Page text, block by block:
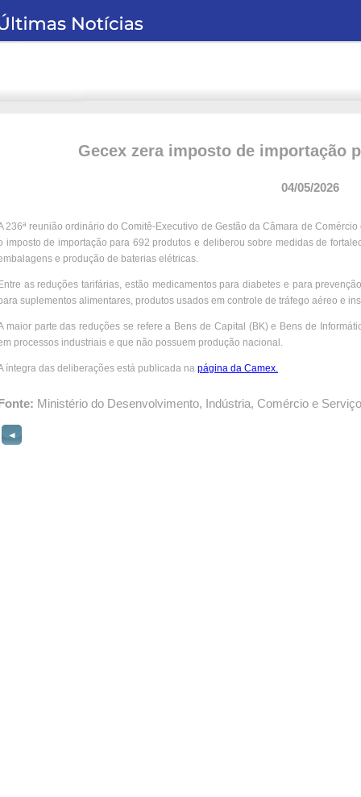
Gecex zera imposto de importação
04/05/2026
236ª reunião ordinário do Comitê-Executivo de Gestão da Câmara de
imposto de importação para 692 produtos e deliberou sobre medidas de
e produção de baterias elétricas.
as reduções tarifárias, estão medicamentos para diabetes e para
suplementos alimentares, produtos usados em controle de tráfego aéreo e
maior parte das reduções se refere a Bens de Capital (BK) e Bens de
processos industriais e que não possuem produção nacional.
íntegra das deliberações está publicada na página da Camex.
Ministério do Desenvolvimento, Indústria, Comércio e
◄